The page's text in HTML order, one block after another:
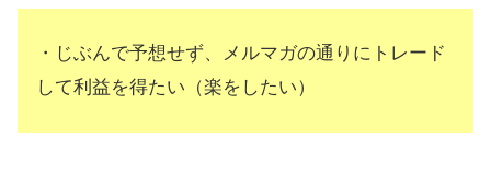
・じぶんで予想せず、メルマガの通りにトレード
して利益を得たい（楽をしたい）